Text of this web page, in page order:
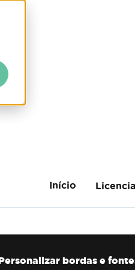
Início
bordas e